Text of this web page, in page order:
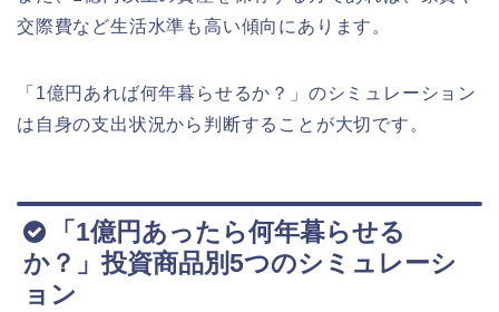
交際費など生活水準も高い傾向にあります。
「1億円あれば何年暮らせるか？」のシミュレーション
は自身の支出状況から判断することが大切です。
「1億円あったら何年暮らせる
か？」投資商品別5つのシミュレーシ
ョン